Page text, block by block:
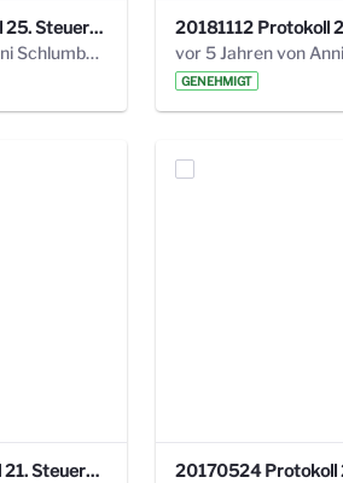
20190121 Protokoll 25. Steuerungskreis.pdf
vor 5 Jahren von Anni Schlumberger
GENEHMIGT
20171018 Protokoll 21. Steuerungskreis.pdf